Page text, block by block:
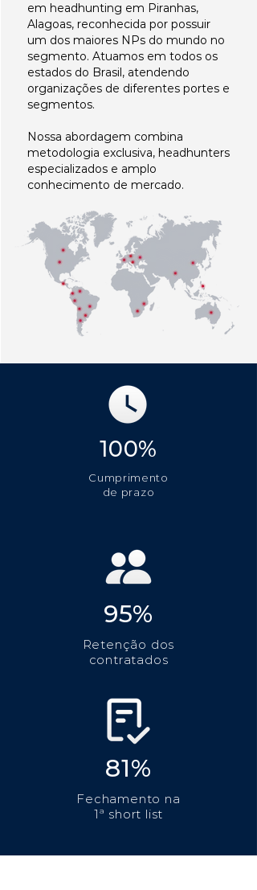
em headhunting em Piranhas,
Alagoas, reconhecida por possuir
um dos maiores NPs do mundo no
segmento. Atuamos em todos os
estados do Brasil, atendendo
organizações de diferentes portes e
segmentos.
Nossa abordagem combina
metodologia exclusiva, headhunters
especializados e amplo
conhecimento de mercado.
100%
Cumprimento
de prazo
95%
Retenção dos
contratados
81%
Fechamento na
1ª short list